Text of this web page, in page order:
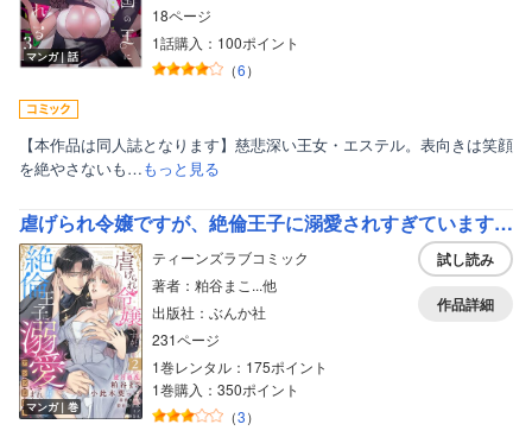
マンガ｜話
18ページ
1話購入：100ポイント
（6）
【本作品は同人誌となります】慈悲深い王女・エステル。表向きは笑顔
を絶やさないも…もっと見る
虐げられ令嬢ですが、絶倫王子に溺愛されすぎています！？（※昼も夜も）アンソロジー （2）
マンガ｜巻
ティーンズラブコミック
著者：粕谷まこ...他
出版社：ぶんか社
231ページ
1巻レンタル：175ポイント
1巻購入：350ポイント
（3）
試し読み
作品詳細